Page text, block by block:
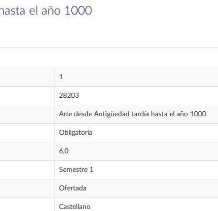
el año 1000
1
28203
Arte desde Antigüedad tardía hasta el año 1000
Obligatoria
6,0
Semestre 1
Ofertada
Castellano